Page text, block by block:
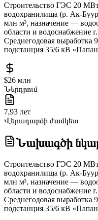
Строительство ГЭС 20
водохранилища (р. Ак-
млн м³, назначение —
области и водоснабжение
Среднегодовая выработка
подстанция 35/6 кВ
$26 млн
Ներդրում
7,93 лет
Վերադարձի ժամկետ
Նախագծի
Строительство ГЭС 20
водохранилища (р. Ак-
млн м³, назначение —
области и водоснабжение
Среднегодовая выработка
подстанция 35/6 кВ